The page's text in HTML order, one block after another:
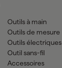
Outils à main
Outils de mesure
Outils électriques
Outil sans-fil
Accessoires